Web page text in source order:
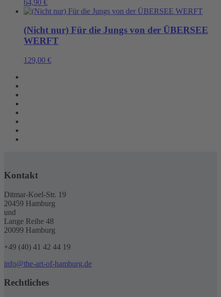
64,90 €
(Nicht nur) Für die Jungs von der ÜBERSEE
WERFT
129,00 €
Kontakt
Ditmar-Koel-Str. 19
20459 Hamburg
und
Lange Reihe 48
20099 Hamburg
+49 (40) 41 42 44 19
info@the-art-of-hamburg.de
Rechtliches